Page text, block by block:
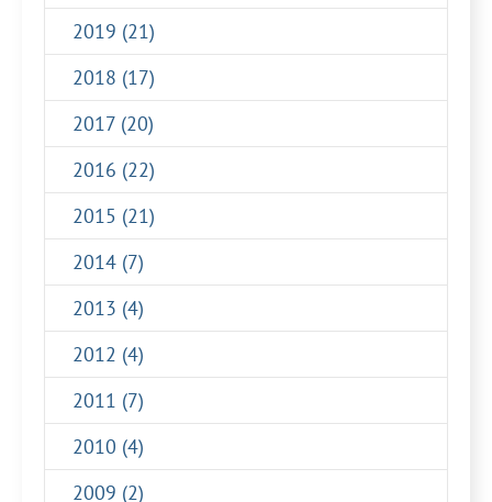
2019 (21)
2018 (17)
2017 (20)
2016 (22)
2015 (21)
2014 (7)
2013 (4)
2012 (4)
2011 (7)
2010 (4)
2009 (2)